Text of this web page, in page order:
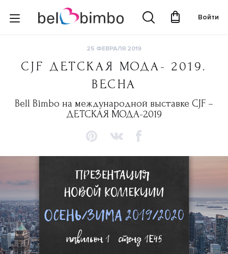
Войти
25 ФЕВРАЛЯ 2019
CJF ДЕТСКАЯ МОДА- 2019.
ВЕСНА
Bell Bimbo на международной выставке CJF –
ДЕТСКАЯ МОДА-2019